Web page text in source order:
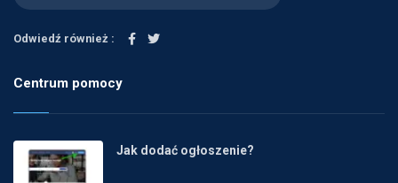
Odwiedź również :
Centrum pomocy
Jak dodać ogłoszenie?